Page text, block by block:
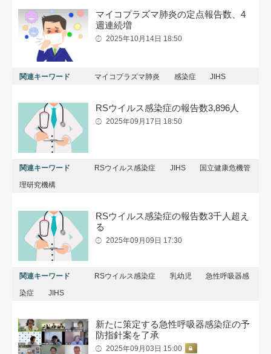
マイコプラズマ肺炎の定点報告数、4
週連続増
2025年10月14日 18:50
関連キーワード マイコプラズマ肺炎 感染症 JIHS
RSウイルス感染症の報告数3,896人
2025年09月17日 18:50
関連キーワード RSウイルス感染症 JIHS
国立健康危機管
理研究機構
RSウイルス感染症の報告数3千人超え
る
2025年09月09日 17:30
関連キーワード RSウイルス感染症 乳幼児
急性呼吸器感
染症
JIHS
新たに策定する急性呼吸器感染症の予
防指針案を了承
2025年09月03日 15:00